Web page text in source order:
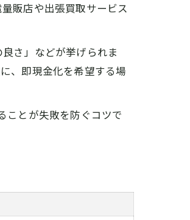
販店や出張買取サービス
さ」などが挙げられま
、即現金化を希望する場
ことが失敗を防ぐコツで